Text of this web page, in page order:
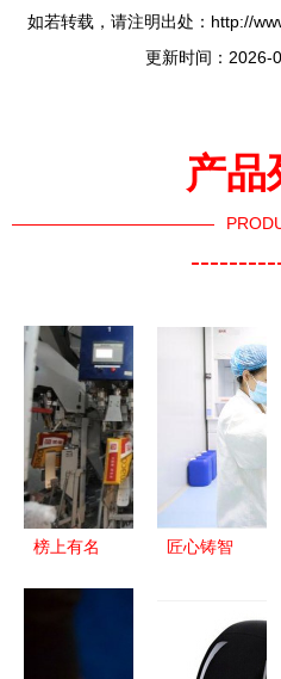
如若转载，请注明出处：http://
更新时间：2026-
产品
榜上有名
匠心铸智
福